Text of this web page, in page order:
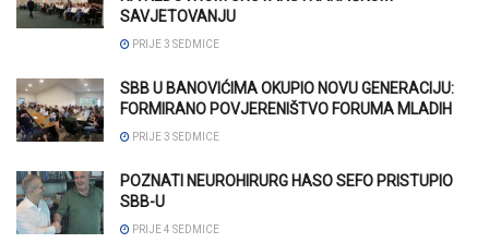
SAVJETOVANJU
PRIJE 3 SEDMICE
SBB U BANOVIĆIMA OKUPIO NOVU GENERACIJU:
FORMIRANO POVJERENIŠTVO FORUMA MLADIH
PRIJE 3 SEDMICE
POZNATI NEUROHIRURG HASO SEFO PRISTUPIO
SBB-U
PRIJE 4 SEDMICE